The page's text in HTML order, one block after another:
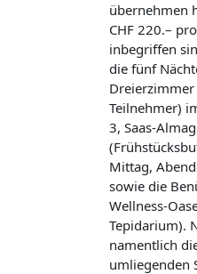
übernehmen
CHF 220.–
inbegriffen
die fünf
Teilnehmer)
3, Saas-
Mittag,
sowie die
Wellness-
Tepidarium).
namentlich
umliegenden